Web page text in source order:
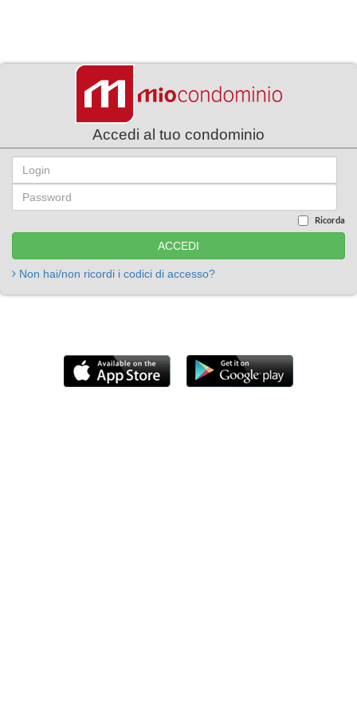
Accedi al tuo condominio
Ricorda
Non hai/non ricordi i codici di accesso?